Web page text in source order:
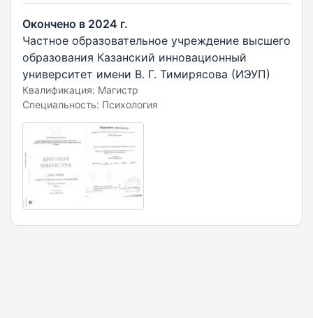
Окончено в 2024 г.
Частное образовательное учреждение высшего
образования Казанский инновационный
университет имени В. Г. Тимирясова (ИЭУП)
Квалификация: Магистр
Специальность: Психология